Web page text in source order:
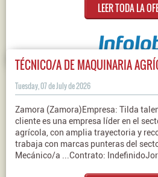
fotovoltaicas. * Conocimientos de
instalaciones de Alta Tensión.*
ámbito nacional de manera puntual. *
coordinación de personal de trabajo.
superior.Contrato:
LEER TODA LA
TÉCNICO/A DE MAQUINARIA
Tuesday, 07 de July de 2026
Zamora (Zamora)Empresa: Tilda
cliente es una empresa líder en el
agrícola, con amplia trayectoria y
trabaja con marcas punteras del
Mecánico/a ...Contrato: